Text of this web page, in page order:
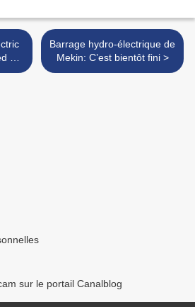
To
Barrage hydro-électrique de
Mekin: C’est bientôt fini >
sur le portail Canalblog